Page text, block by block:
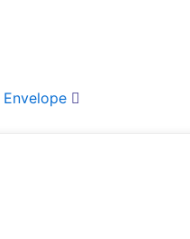
Envelope